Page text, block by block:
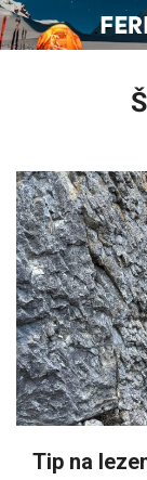
Přejít
k
Tip na